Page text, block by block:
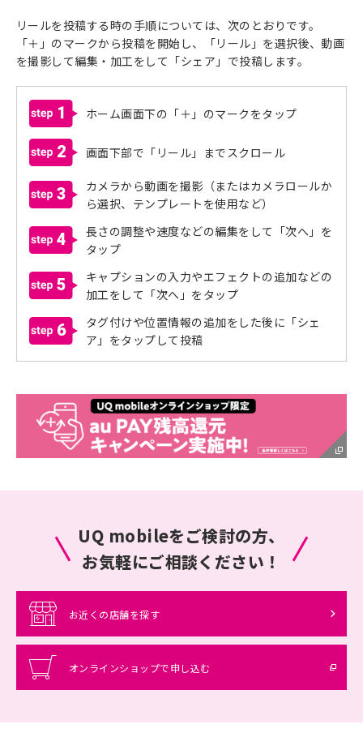
リールを投稿する時の手順については、次のとおりです。
「＋」のマークから投稿を開始し、「リール」を選択後、動画
を撮影して編集・加工をして「シェア」で投稿します。
1 ホーム画面下の「＋」のマークをタップ
2 画面下部で「リール」までスクロール
3
カメラから動画を撮影（またはカメラロールか
ら選択、テンプレートを使用など）
4
長さの調整や速度などの編集をして「次へ」を
タップ
5
キャプションの入力やエフェクトの追加などの
加工をして「次へ」をタップ
6
タグ付けや位置情報の追加をした後に「シェ
ア」をタップして投稿
UQ mobileをご検討の方、
お気軽にご相談ください！
お近くの店舗を探す
オンラインショップで申し込む